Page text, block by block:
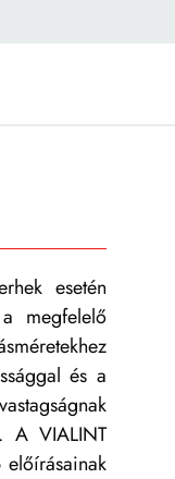
esetén
megfelelő
és a
A VIALINT